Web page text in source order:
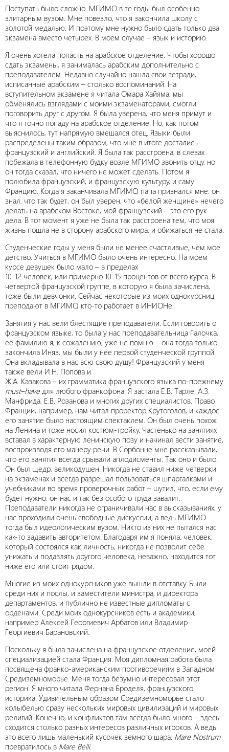
Поступать было сложно. МГИМО в те годы был особенно
элитарным вузом. Мне повезло, что я закончила школу с
золотой медалью. И поэтому мне нужно было сдать только два
экзамена вместо четырех. В моем случае – язык и историю.
Я очень хотела попасть на арабское отделение. Чтобы хорошо
сдать экзамены, я занималась арабским дополнительно с
преподавателем. Недавно случайно нашла свои тетради,
исписанные арабским – столько воспоминаний. На
вступительном экзамене я читала Омара Хайяма, мы
обменялись взглядами с моими экзаменаторами, смогли
поговорить друг с другом. Я была уверена, что меня примут и
что я точно попаду на арабское отделение. Но, как потом
выяснилось, тут напрямую вмешался отец. Языки были
распределены таким образом, что мне в итоге достались
французский и английский. Я была так расстроена, в слезах
побежала в телефонную будку возле МГИМО звонить отцу, но
он тогда сказал, что ничего не может сделать. Потом я
полюбила французский, и французскую культуру, и саму
Францию. Когда я заканчивала МГИМО, папа признался мне: он
знал, что так будет, он был уверен, что «белой женщине» нечего
делать на арабском Востоке, мой французский – это его рук
дела. В тот момент я уже не была так расстроена тем, что моя
жизнь пошла не в сторону арабского мира, и обижаться не стала.
Студенческие годы у меня были не менее счастливые, чем мое
детство. Учиться в МГИМО было очень интересно. На моем
курсе девушек было мало – в пределах
10-12 человек, или примерно 10-15 процентов от всего курса. В
четвертой французской группе, в которую я была зачислена,
тоже были девчонки. Сейчас некоторые из моих однокурсниц
преподают в МГИМО, кто-то работает в ИНИОНе.
Занятия у нас вели блестящие преподаватели. Если говорить о
французском языке, то была у нас преподавательница Галочка,
ее фамилию я, к сожалению, уже не помню – она тогда только
закончила Иняз, мы были у нее первой студенческой группой.
Она вкладывала в нас всю свою душу! Французский у меня
также вели И.Н. Попова и
Ж.А. Казакова – их грамматика французского языка по-прежнему
must–have для любого франкофона. Я застала Е.В. Тарле, А.З.
Манфрида, Е.В. Розанова и многих других специалистов. Право
Франции, например, нам читал проректор Крутоголов, и каждое
его занятие было настоящим спектаклем. Он был очень похож
на Ленина и тоже носил костюм-тройку. Частенько на занятиях
вставал в характерную ленинскую позу и начинал вести занятие,
воспроизводя его манеру речи. В Сорбонне мне рассказывали,
что его занятия всегда срывали аплодисменты. Так оно и было.
Он был щедр, великодушен. Никогда не ставил ниже четверки
на экзаменах и всегда разрешал пользоваться шпаргалками и
учебниками во время проверочных работ – шутил, что, если ему
будет нужно, он нас и так без особого труда завалит.
Преподаватели никогда не ограничивали нас в высказываниях, у
нас проходили очень свободные дискуссии, а ведь МГИМО
тогда был идеологическим вузом. Никто из них не пытался нас
как-то задавить авторитетом. Благодаря им я поняла: человек,
который состоялся как личность, никогда не позволит себе
унижать и подавлять другого человека, неважно, находится тот
ниже его или стоит рядом.
Многие из моих однокурсников уже вышли в отставку. Были
среди них и послы, и заместители министра, и директора
департаментов, и публично не известные дипломаты с
орденами. Среди моих однокурсников есть и академики,
например Алексей Георгиевич Арбатов или Владимир
Георгиевич Барановский.
Поскольку я была зачислена на французское отделение, моей
специализацией стала Франция. Моя дипломная работа была
посвящена франко-американским противоречиям в Западном
Средиземноморье. Меня тогда безумно интересовал этот
регион. Я много читала Фернана Броделя, французского
историка. Удивительным образом Средиземноморье стало
колыбелью сразу нескольких мировых цивилизаций и мировых
религий. Конечно, и конфликтов там всегда было много – здесь
сходится столько разных интересов различных игроков. А ведь
это всего лишь маленький кусочек земного шара. Mare Nostrum
превратилось в Mare Belli.